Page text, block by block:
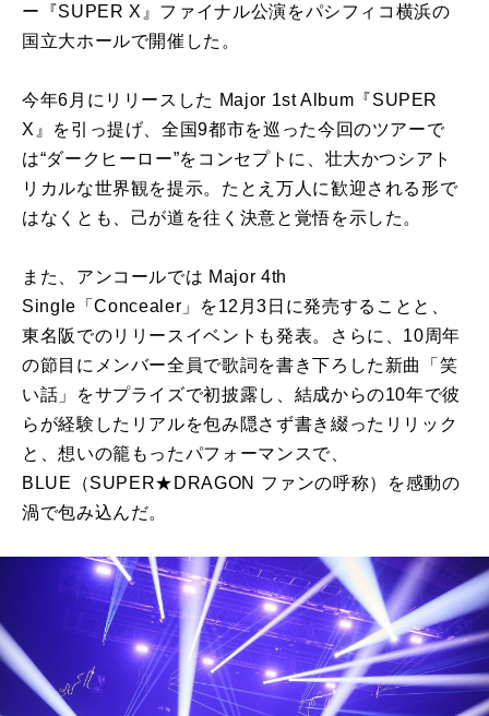
ー『SUPER X』ファイナル公演をパシフィコ横浜の
国立大ホールで開催した。
今年6月にリリースした Major 1st Album『SUPER
X』を引っ提げ、全国9都市を巡った今回のツアーで
は“ダークヒーロー”をコンセプトに、壮大かつシアト
リカルな世界観を提示。たとえ万人に歓迎される形で
はなくとも、己が道を往く決意と覚悟を示した。
また、アンコールでは Major 4th
Single「Concealer」を12月3日に発売することと、
東名阪でのリリースイベントも発表。さらに、10周年
の節目にメンバー全員で歌詞を書き下ろした新曲「笑
い話」をサプライズで初披露し、結成からの10年で彼
らが経験したリアルを包み隠さず書き綴ったリリック
と、想いの籠もったパフォーマンスで、
BLUE（SUPER★DRAGON ファンの呼称）を感動の
渦で包み込んだ。